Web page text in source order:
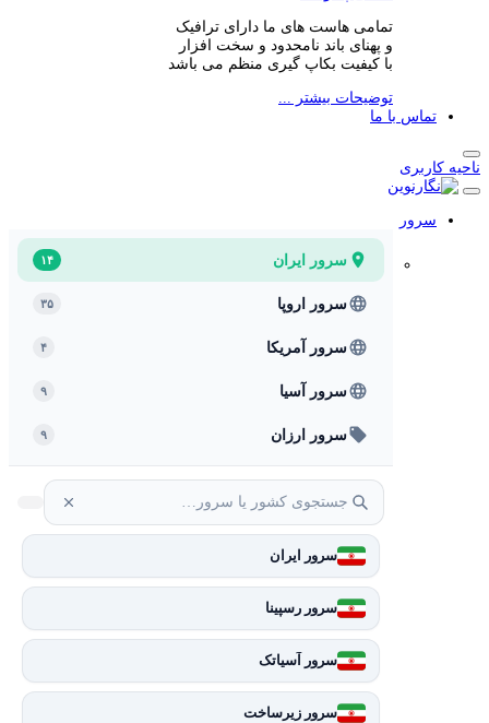
تمامی هاست های ما دارای ترافیک
و پهنای باند نامحدود و سخت افزار
با کیفیت بکاپ گیری منظم می باشد
توضیحات بیشتر ...
تماس با ما
ناحیه کاربری
سرور
سرور ایران ۱۴
سرور اروپا ۳۵
سرور آمریکا ۴
سرور آسیا ۹
سرور ارزان ۹
سرور ایران
سرور رسپینا
سرور آسیاتک
سرور زیرساخت